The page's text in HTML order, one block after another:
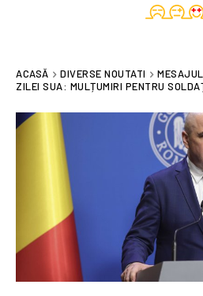
ACASĂ DIVERSE NOUTATI
ZILEI SUA: MULȚUMIRI PENTRU